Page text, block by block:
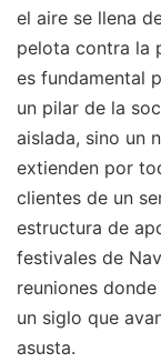
el aire se llena
pelota contra la
es fundamental
un pilar de la
aislada, sino un
extienden por
clientes de un
estructura de
festivales de
reuniones
un siglo que
asusta.